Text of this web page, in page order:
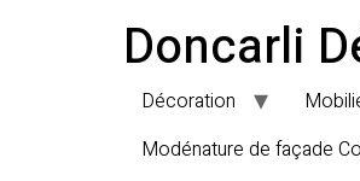
Doncarli
Décoration
Modénature de façade